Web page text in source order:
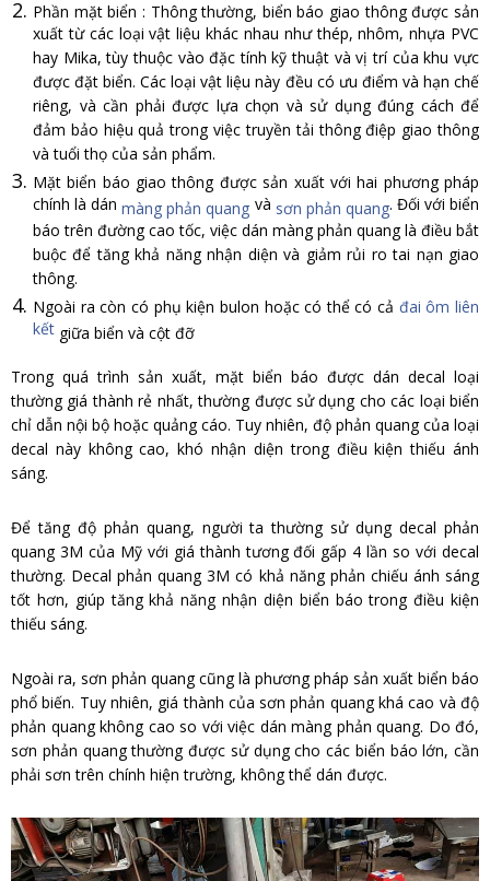
Phần mặt biển : Thông thường, biển báo giao thông được sản
xuất từ các loại vật liệu khác nhau như thép, nhôm, nhựa PVC
hay Mika, tùy thuộc vào đặc tính kỹ thuật và vị trí của khu vực
được đặt biển. Các loại vật liệu này đều có ưu điểm và hạn chế
riêng, và cần phải được lựa chọn và sử dụng đúng cách để
đảm bảo hiệu quả trong việc truyền tải thông điệp giao thông
và tuổi thọ của sản phẩm.
Mặt biển báo giao thông được sản xuất với hai phương pháp
chính là dánmàng phản quang và sơn phản quang. Đối với biển
báo trên đường cao tốc, việc dán màng phản quang là điều bắt
buộc để tăng khả năng nhận diện và giảm rủi ro tai nạn giao
thông.
Ngoài ra còn có phụ kiện bulon hoặc có thể có cả đai ôm liên
kết giữa biển và cột đỡ
Trong quá trình sản xuất, mặt biển báo được dán decal loại
thường giá thành rẻ nhất, thường được sử dụng cho các loại biển
chỉ dẫn nội bộ hoặc quảng cáo. Tuy nhiên, độ phản quang của loại
decal này không cao, khó nhận diện trong điều kiện thiếu ánh
sáng.
Để tăng độ phản quang, người ta thường sử dụng decal phản
quang 3M của Mỹ với giá thành tương đối gấp 4 lần so với decal
thường. Decal phản quang 3M có khả năng phản chiếu ánh sáng
tốt hơn, giúp tăng khả năng nhận diện biển báo trong điều kiện
thiếu sáng.
Ngoài ra, sơn phản quang cũng là phương pháp sản xuất biển báo
phổ biến. Tuy nhiên, giá thành của sơn phản quang khá cao và độ
phản quang không cao so với việc dán màng phản quang. Do đó,
sơn phản quang thường được sử dụng cho các biển báo lớn, cần
phải sơn trên chính hiện trường, không thể dán được.